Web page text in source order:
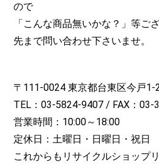
ので
「こんな商品無いかな？」等ご
先まで問い合わせ下さいませ。
〒111-0024 東京都台東区今戸1-
TEL：03-5824-9407 / FAX：03-
営業時間：10:00～18:00
定休日：土曜日・日曜日・祝日
これからもリサイクルショップ